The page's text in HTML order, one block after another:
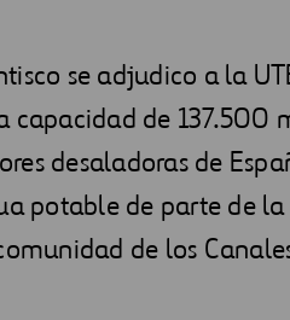
se adjudico a la
capacidad de 137.500
desaladoras de
potable de parte de la
de los